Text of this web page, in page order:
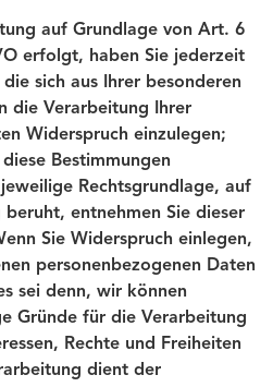
auf Grundlage von Art. 6
erfolgt, haben Sie jederzeit
sich aus Ihrer besonderen
die Verarbeitung Ihrer
Widerspruch einzulegen;
Bestimmungen
Rechtsgrundlage, auf
entnehmen Sie dieser
Sie Widerspruch einlegen,
personenbezogenen Daten
sei denn, wir können
Gründe für die Verarbeitung
Rechte und Freiheiten
dient der